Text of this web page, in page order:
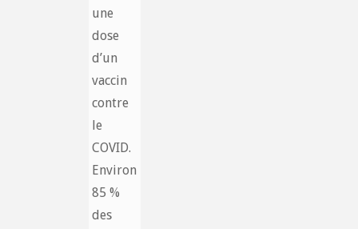
une
dose
d’un
vaccin
contre
le
COVID.
Environ
85 %
des